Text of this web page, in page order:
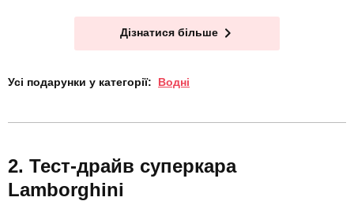
Дізнатися більше
Усі подарунки у категорії: Водні
Тест-драйв суперкара
Lamborghini